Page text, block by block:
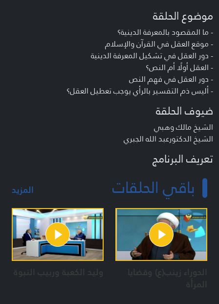
موضوع الحلقة
- ما المقصود بالمعرفة الدينية؟
- موقع العقل في القرآن والإسلام
- دور العقل في تشكيل المعرفة الدينية
- العقل أولًا أم النص؟
- دور العقل في فهم النص
- أليس ذم التفسير بالرأي يوجب تعطيل العقل؟
ضيوف الحلقة
الشيخ مالك وهبي
الشيخ الدكتورعبد الله الجبري
تعريف البرنامج
برنامج فكري ديني
تقديم : خضر نبها
إعداد
خضر نبها
زينب عقيل
باقي الحلقات المزيد
الحوراء زينب(ع) وقضايا
المرأة
وليد الكعبة وربيب النبوة